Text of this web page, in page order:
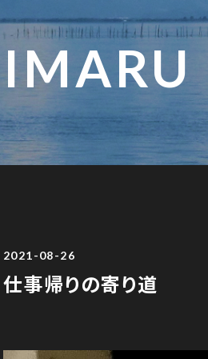
2021-08-26
仕事帰りの寄り道